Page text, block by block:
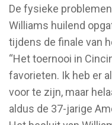
De fysieke
Williams huilend
tijdens de finale van
“Het toernooi in
favorieten. Ik heb er
voor te zijn, maar
aldus de 37-jarige